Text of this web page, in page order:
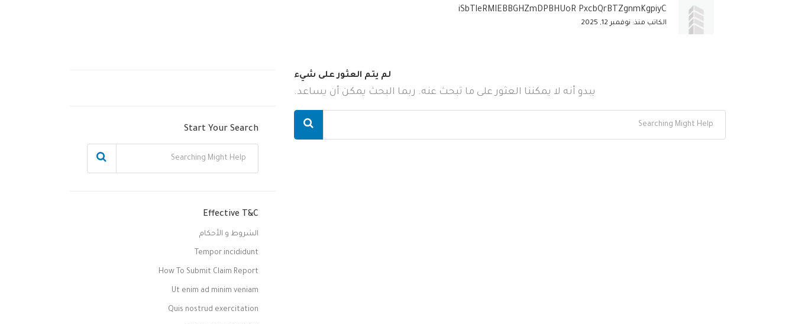
iSbTleRMIEBBGHZmDPBHUoR PxcbQrBTZgnmKgpiyC
الكاتب منذ: نوفمبر 12, 2025
لم يتم العثور على شيء
يبدو أنه لا يمكننا العثور على ما تبحث عنه. ربما البحث يمكن أن يساعد.
Start Your Search
Effective T&C
الشروط و الأحكام
Tempor incididunt
How To Submit Claim Report
Ut enim ad minim veniam
Quis nostrud exercitation